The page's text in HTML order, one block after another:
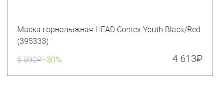
Маска горнолыжная HEAD Contex Youth Black/Red
(395333)
6 590₽–30% 4 613₽